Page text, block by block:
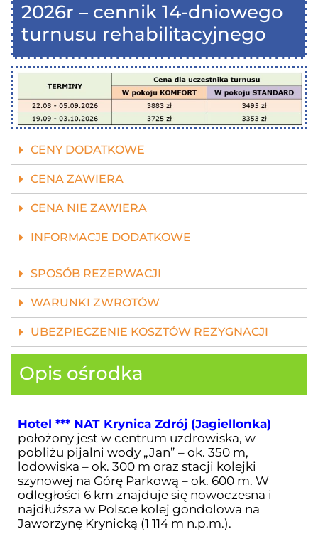
2026r – cennik 14-dniowego
turnusu rehabilitacyjnego
CENY DODATKOWE
CENA ZAWIERA
CENA NIE ZAWIERA
INFORMACJE DODATKOWE
SPOSÓB REZERWACJI
WARUNKI ZWROTÓW
UBEZPIECZENIE KOSZTÓW REZYGNACJI
Opis ośrodka
Hotel *** NAT Krynica Zdrój (Jagiellonka)
położony jest w centrum uzdrowiska, w
pobliżu pijalni wody „Jan” – ok. 350 m,
lodowiska – ok. 300 m oraz stacji kolejki
szynowej na Górę Parkową – ok. 600 m. W
odległości 6 km znajduje się nowoczesna i
najdłuższa w Polsce kolej gondolowa na
Jaworzynę Krynicką (1 114 m n.p.m.).